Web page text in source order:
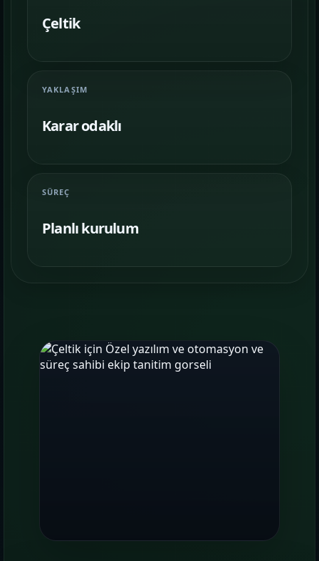
06
Çeltik
YAKLAŞIM
Karar odaklı
SÜREÇ
Planlı kurulum